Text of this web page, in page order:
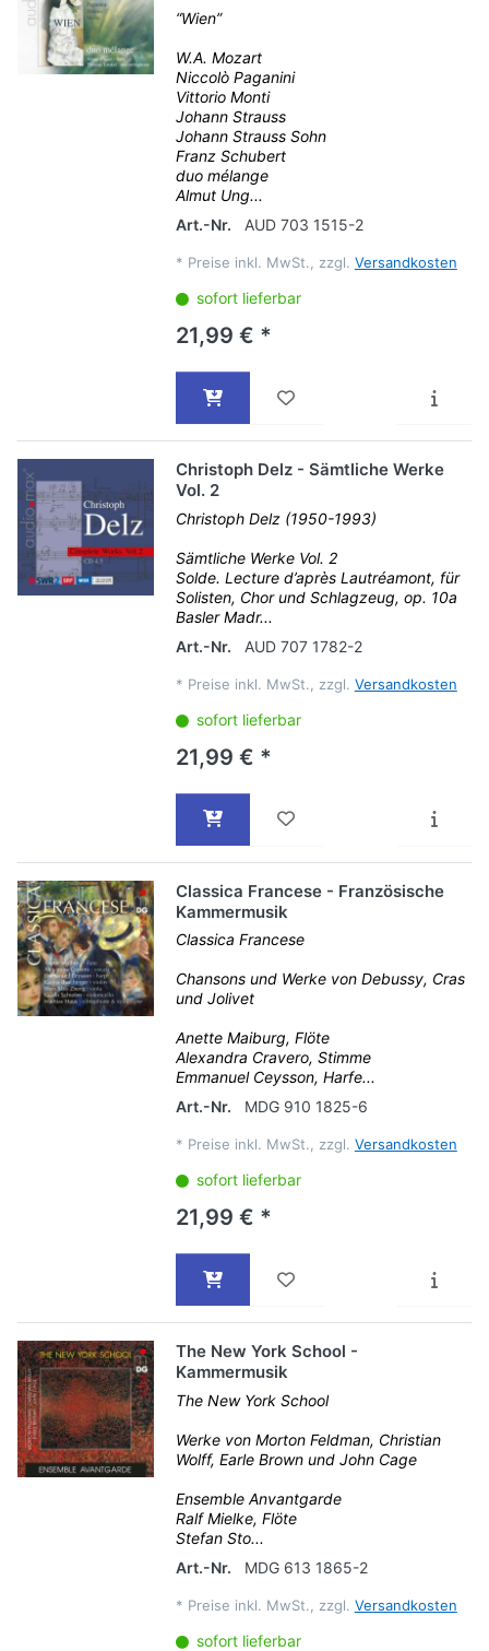
“Wien”
W.A. Mozart
Niccolò Paganini
Vittorio Monti
Johann Strauss
Johann Strauss Sohn
Franz Schubert
duo mélange
Almut Ung...
Art.-Nr.
AUD 703 1515-2
* Preise inkl. MwSt., zzgl. Versandkosten
sofort lieferbar
21,99 € *
Christoph Delz - Sämtliche Werke
Vol. 2
Christoph Delz (1950-1993)
Sämtliche Werke Vol. 2
Solde. Lecture d’après Lautréamont, für
Solisten, Chor und Schlagzeug, op. 10a
Basler Madr...
Art.-Nr.
AUD 707 1782-2
* Preise inkl. MwSt., zzgl. Versandkosten
sofort lieferbar
21,99 € *
Classica Francese - Französische
Kammermusik
Classica Francese
Chansons und Werke von Debussy, Cras
und Jolivet
Anette Maiburg, Flöte
Alexandra Cravero, Stimme
Emmanuel Ceysson, Harfe...
Art.-Nr.
MDG 910 1825-6
* Preise inkl. MwSt., zzgl. Versandkosten
sofort lieferbar
21,99 € *
The New York School -
Kammermusik
The New York School
Werke von Morton Feldman, Christian
Wolff, Earle Brown und John Cage
Ensemble Anvantgarde
Ralf Mielke, Flöte
Stefan Sto...
Art.-Nr.
MDG 613 1865-2
* Preise inkl. MwSt., zzgl. Versandkosten
sofort lieferbar